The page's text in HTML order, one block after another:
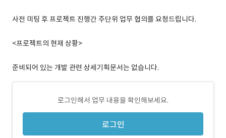
사전 미팅 후 프로젝트 진행간 주단위 업무 협의를 요청드립니다.
<프로젝트의 현재 상황>
준비되어 있는 개발 관련 상세기획문서는 없습니다.
로그인해서 업무 내용을 확인해보세요.
로그인